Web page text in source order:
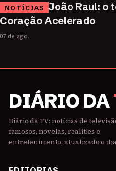
NOTÍCIAS
João Raul: o
Coração Acelerado
07 de ago.
DIÁRIO DA
Diário da TV: notícias de
famosos, novelas, realities e
entretenimento, atualizado o